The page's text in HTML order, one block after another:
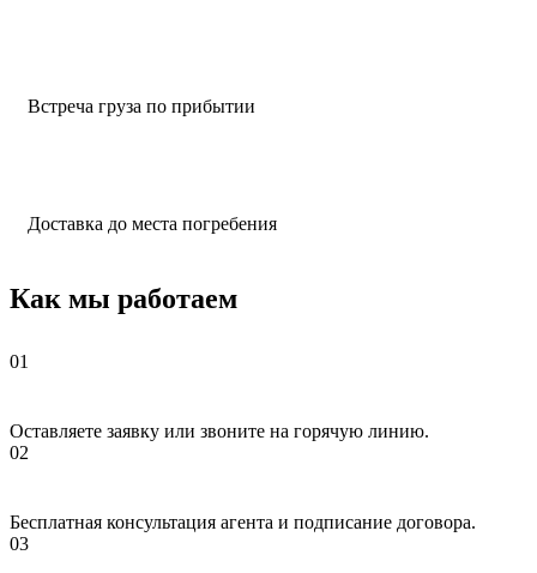
Встреча груза по прибытии
Доставка до места погребения
Как мы работаем
Оставляете заявку или звоните на горячую линию.
Бесплатная консультация агента и подписание договора.